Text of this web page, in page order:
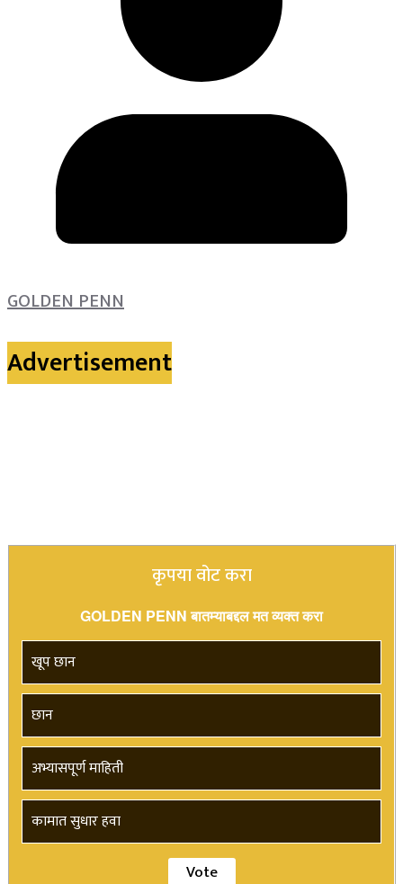
GOLDEN PENN
Advertisement
कृपया वोट करा
GOLDEN PENN बातम्याबद्दल मत व्यक्त करा
खूप छान
छान
अभ्यासपूर्ण माहिती
कामात सुधार हवा